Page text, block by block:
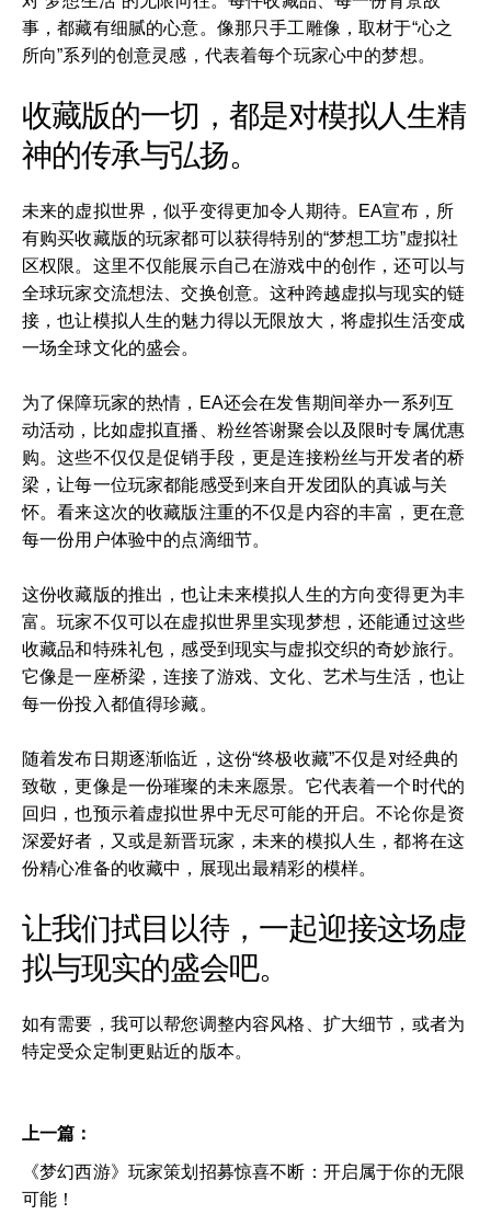
事，都藏有细腻的心意。像那只手工雕像，取材于“心之
所向”系列的创意灵感，代表着每个玩家心中的梦想。
收藏版的一切，都是对模拟人生精
神的传承与弘扬。
未来的虚拟世界，似乎变得更加令人期待。EA宣布，所
有购买收藏版的玩家都可以获得特别的“梦想工坊”虚拟社
区权限。这里不仅能展示自己在游戏中的创作，还可以与
全球玩家交流想法、交换创意。这种跨越虚拟与现实的链
接，也让模拟人生的魅力得以无限放大，将虚拟生活变成
一场全球文化的盛会。
为了保障玩家的热情，EA还会在发售期间举办一系列互
动活动，比如虚拟直播、粉丝答谢聚会以及限时专属优惠
购。这些不仅仅是促销手段，更是连接粉丝与开发者的桥
梁，让每一位玩家都能感受到来自开发团队的真诚与关
怀。看来这次的收藏版注重的不仅是内容的丰富，更在意
每一份用户体验中的点滴细节。
这份收藏版的推出，也让未来模拟人生的方向变得更为丰
富。玩家不仅可以在虚拟世界里实现梦想，还能通过这些
收藏品和特殊礼包，感受到现实与虚拟交织的奇妙旅行。
它像是一座桥梁，连接了游戏、文化、艺术与生活，也让
每一份投入都值得珍藏。
随着发布日期逐渐临近，这份“终极收藏”不仅是对经典的
致敬，更像是一份璀璨的未来愿景。它代表着一个时代的
回归，也预示着虚拟世界中无尽可能的开启。不论你是资
深爱好者，又或是新晋玩家，未来的模拟人生，都将在这
份精心准备的收藏中，展现出最精彩的模样。
让我们拭目以待，一起迎接这场虚
拟与现实的盛会吧。
如有需要，我可以帮您调整内容风格、扩大细节，或者为
特定受众定制更贴近的版本。
上一篇：
《梦幻西游》玩家策划招募惊喜不断：开启属于你的无限
可能！